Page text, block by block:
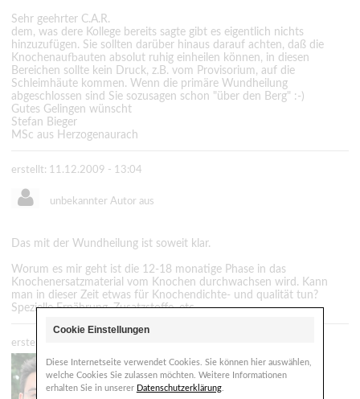
Sehr geehrter C.A.R.
dem, was dere Kollege bereits sagte gibt es eigentlich nichts
hinzuzufügen. Sie sollten darüber hinaus darauf achten, daß die
Knochenaufbauten absolut ruhig einheilen können, in diesen
Bereichen sollte kein Druck, z.B. vom Provisorium, auf die
Schleimhäute kommen. Wenn die primäre Wundheilung
abgeschlossen sind Sie sozusagen schon "über den Berg" :-)
Gutes Gelingen wünscht
Stefan Bieger
MSc aus Herzogenaurach
erstellt: 11.12.2009 - 13:04
unbekannter Autor aus
Das mit der Wundheilung ist soweit klar.
Worum es mir geht ist die 12-18 monatige Phase in das
Knochenersatzmaterial vom Knochen durchwachsen wird. Kann
man in dieser Zeit etwas für Knochendichte- und qualität tun?
Spezielle Ernährung, Zusatzstoffe, etc.
erstellt: 11.12.2009 - 23:09
Zahnarzt
Dr. Bucur M.Sc.
53797 Lohmar
Cookie Einstellungen
Diese Internetseite verwendet Cookies. Sie können hier auswählen,
welche Cookies Sie zulassen möchten. Weitere Informationen
erhalten Sie in unserer Datenschutzerklärung.